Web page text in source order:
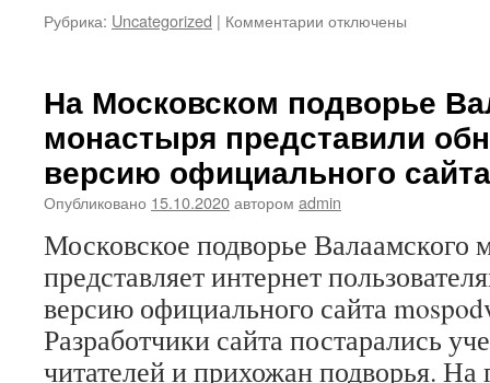
Рубрика: Uncategorized | Комментарии к
в
день
празднования
Иверской
иконы
Божией
Матери
в
Иверской
часовне
Воскресенских
ворот
отключены
На Московском подворье
монастыря представили
версию официального сайта
Опубликовано 15.10.2020автором admin
Московское подворье Валаамского
представляет интернет
версию официального сайта
Разработчики сайта постарались
читателей и прихожан подворья. На